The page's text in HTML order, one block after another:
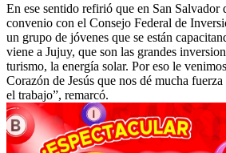
En ese sentido refirió que en San Salvador
convenio con el Consejo Federal de
un grupo de jóvenes que se están
viene a Jujuy, que son las grandes
turismo, la energía solar. Por eso le
Corazón de Jesús que nos dé mucha
el trabajo”, remarcó.